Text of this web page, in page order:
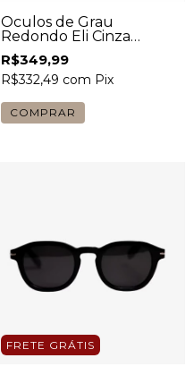
Óculos de Grau
Redondo Eli Cinza
Masculino
R$349,99
R$332,49 com Pix
FRETE GRÁTIS